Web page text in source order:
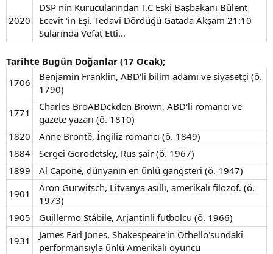
2020
DSP nin Kurucularından T.C Eski Başbakanı Bülent
Ecevit 'in Eşi. Tedavi Dördüğü Gatada Akşam 21:10
Sularında Vefat Etti...
Tarihte Bugün Doğanlar (17 Ocak);
1706
Benjamin Franklin, ABD'li bilim adamı ve siyasetçi (ö.
1790)
1771
Charles BroABDckden Brown, ABD'li romancı ve
gazete yazarı (ö. 1810)
1820
Anne Brontë, İngiliz romancı (ö. 1849)
1884
Sergei Gorodetsky, Rus şair (ö. 1967)
1899
Al Capone, dünyanın en ünlü gangsteri (ö. 1947)
1901
Aron Gurwitsch, Litvanya asıllı, amerikalı filozof. (ö.
1973)
1905
Guillermo Stábile, Arjantinli futbolcu (ö. 1966)
1931
James Earl Jones, Shakespeare'in Othello'sundaki
performansıyla ünlü Amerikalı oyuncu